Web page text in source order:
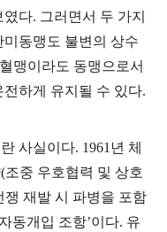
였다. 그러면서 두 가지
미동맹도 불변의 상수
맹이라도 동맹으로서
하게 유지될 수 있다.
사실이다. 1961 년 체
(조중 우호협력 및 상호
쟁 재발 시 파병을 포함
자동개입 조항’이다. 유